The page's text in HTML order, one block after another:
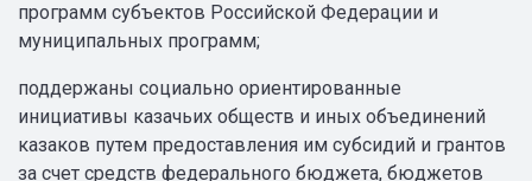
программ субъектов Российской Федерации и
муниципальных программ;
поддержаны социально ориентированные
инициативы казачьих обществ и иных объединений
казаков путем предоставления им субсидий и грантов
за счет средств федерального бюджета, бюджетов